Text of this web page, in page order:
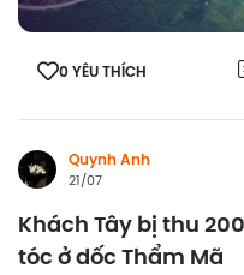
0 YÊU THÍCH
Quynh Anh
21/07
Khách Tây bị thu
tóc ở dốc Thẩm Mã